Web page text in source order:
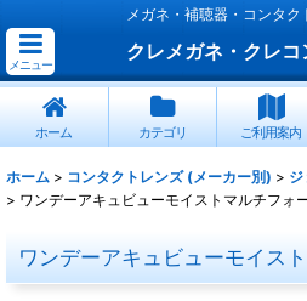
メガネ・補聴器・コンタ
メニュー
クレメガネ・クレ
ホーム カテゴリ ご利用案内
ホーム > コンタクトレンズ (メーカー別) >
> ワンデーアキュビューモイストマルチフォ
ワンデーアキュビューモイス